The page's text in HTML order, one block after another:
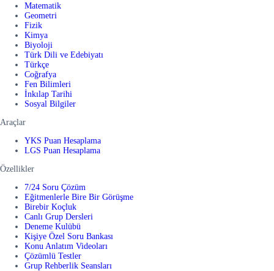
Matematik
Geometri
Fizik
Kimya
Biyoloji
Türk Dili ve Edebiyatı
Türkçe
Coğrafya
Fen Bilimleri
İnkılap Tarihi
Sosyal Bilgiler
Araçlar
YKS Puan Hesaplama
LGS Puan Hesaplama
Özellikler
7/24 Soru Çözüm
Eğitmenlerle Bire Bir Görüşme
Birebir Koçluk
Canlı Grup Dersleri
Deneme Kulübü
Kişiye Özel Soru Bankası
Konu Anlatım Videoları
Çözümlü Testler
Grup Rehberlik Seansları